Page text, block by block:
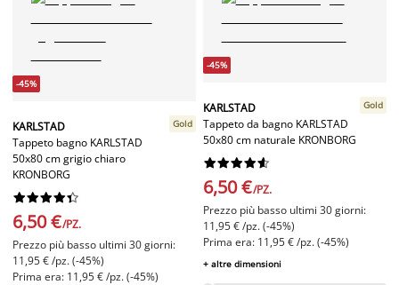
-45%
KARLSTAD
Tappeto bagno KARLSTAD
50x80 cm grigio chiaro
KRONBORG
Gold






6,50 €/PZ.
Prezzo più basso ultimi 30 giorni:
11,95 € /pz. (-45%)
Prima era: 11,95 € /pz. (-45%)
-45%
KARLSTAD
Tappeto da bagno KARLSTAD
50x80 cm naturale KRONBORG
Gold






6,50 €/PZ.
Prezzo più basso ultimi 30 giorni:
11,95 € /pz. (-45%)
Prima era: 11,95 € /pz. (-45%)
+ altre dimensioni